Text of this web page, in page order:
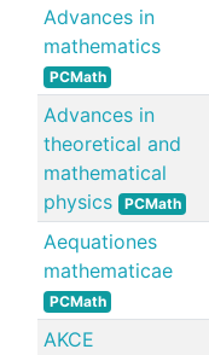
Advances in
mathematics
PCMath
Advances in
theoretical and
mathematical
physics
PCMath
Aequationes
mathematicae
PCMath
AKCE